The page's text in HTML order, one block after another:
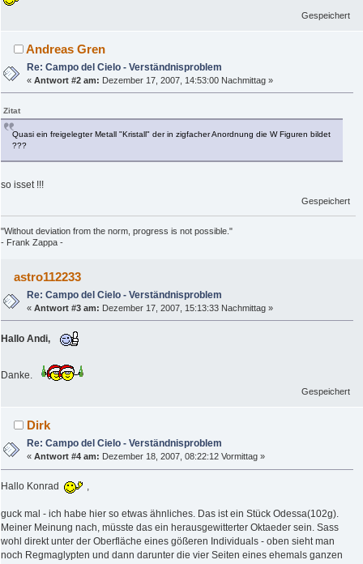
Gespeichert
Andreas Gren
Re: Campo del Cielo - Verständnisproblem
«Antwort #2 am: Dezember 17, 2007, 14:53:00 Nachmittag »
Zitat
Quasi ein freigelegter Metall "Kristall" der in zigfacher Anordnung die W Figuren bildet
???
so isset !!!
Gespeichert
"Without deviation from the norm, progress is not possible."
- Frank Zappa -
astro112233
Re: Campo del Cielo - Verständnisproblem
«Antwort #3 am: Dezember 17, 2007, 15:13:33 Nachmittag »
Hallo Andi,
Danke.
Gespeichert
Dirk
Re: Campo del Cielo - Verständnisproblem
«Antwort #4 am: Dezember 18, 2007, 08:22:12 Vormittag »
Hallo Konrad ,
guck mal - ich habe hier so etwas ähnliches. Das ist ein Stück Odessa(102g).
Meiner Meinung nach, müsste das ein herausgewitterter Oktaeder sein. Sass
wohl direkt unter der Oberfläche eines gößeren Individuals - oben sieht man
noch Regmaglypten und dann darunter die vier Seiten eines ehemals ganzen